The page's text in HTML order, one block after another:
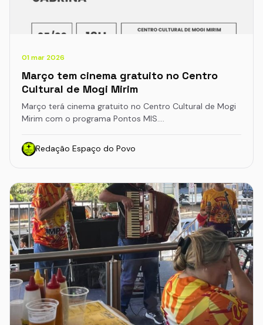
01 mar 2026
Março tem cinema gratuito no Centro
Cultural de Mogi Mirim
Março terá cinema gratuito no Centro Cultural de Mogi
Mirim com o programa Pontos MIS.…
Redação Espaço do Povo